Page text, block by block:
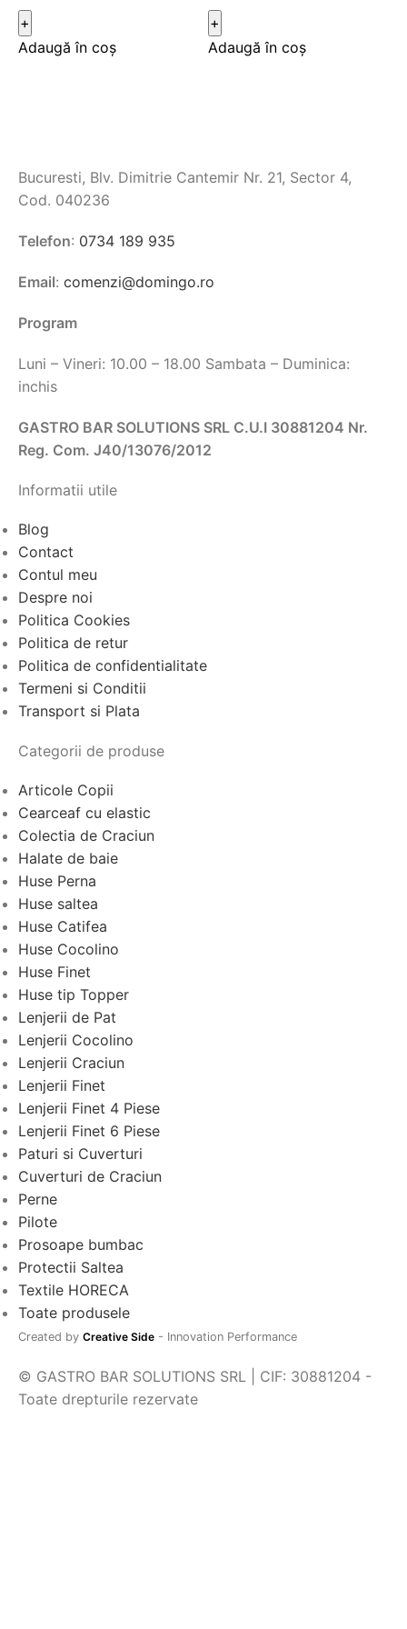
Adaugă în coș Adaugă în coș
Bucuresti, Blv. Dimitrie Cantemir Nr. 21, Sector 4,
Cod. 040236
Telefon: 0734 189 935
Email: comenzi@domingo.ro
Program
Luni – Vineri: 10.00 – 18.00 Sambata – Duminica:
inchis
GASTRO BAR SOLUTIONS SRL C.U.I 30881204 Nr.
Reg. Com. J40/13076/2012
Informatii utile
Blog
Contact
Contul meu
Despre noi
Politica Cookies
Politica de retur
Politica de confidentialitate
Termeni si Conditii
Transport si Plata
Categorii de produse
Articole Copii
Cearceaf cu elastic
Colectia de Craciun
Halate de baie
Huse Perna
Huse saltea
Huse Catifea
Huse Cocolino
Huse Finet
Huse tip Topper
Lenjerii de Pat
Lenjerii Cocolino
Lenjerii Craciun
Lenjerii Finet
Lenjerii Finet 4 Piese
Lenjerii Finet 6 Piese
Paturi si Cuverturi
Cuverturi de Craciun
Perne
Pilote
Prosoape bumbac
Protectii Saltea
Textile HORECA
Toate produsele
Created by Creative Side - Innovation Performance
© GASTRO BAR SOLUTIONS SRL | CIF: 30881204 -
Toate drepturile rezervate